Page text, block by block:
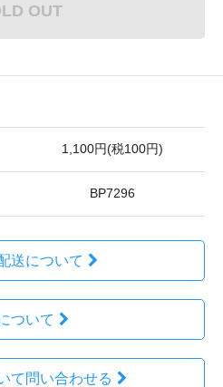
OUT
1,100円(税100円)
BP7296
送について
ついて
て問い合わせる